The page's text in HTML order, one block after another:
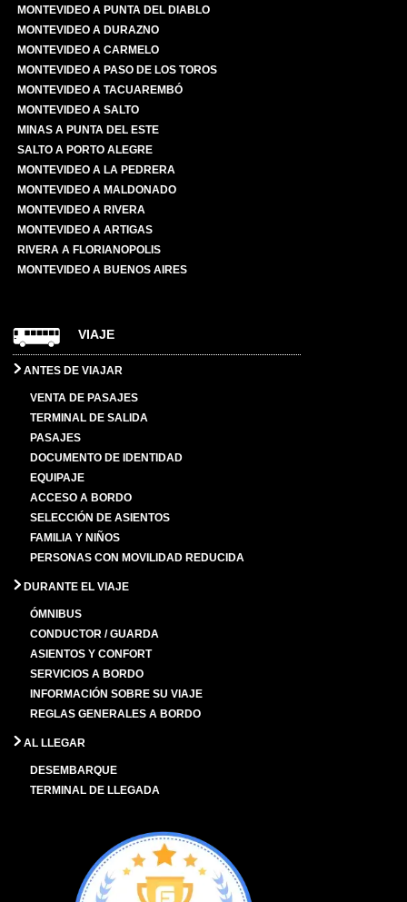
MONTEVIDEO A PUNTA DEL DIABLO
MONTEVIDEO A DURAZNO
MONTEVIDEO A CARMELO
MONTEVIDEO A PASO DE LOS TOROS
MONTEVIDEO A TACUAREMBÓ
MONTEVIDEO A SALTO
MINAS A PUNTA DEL ESTE
SALTO A PORTO ALEGRE
MONTEVIDEO A LA PEDRERA
MONTEVIDEO A MALDONADO
MONTEVIDEO A RIVERA
MONTEVIDEO A ARTIGAS
RIVERA A FLORIANOPOLIS
MONTEVIDEO A BUENOS AIRES
VIAJE
ANTES DE VIAJAR
VENTA DE PASAJES
TERMINAL DE SALIDA
PASAJES
DOCUMENTO DE IDENTIDAD
EQUIPAJE
ACCESO A BORDO
SELECCIÓN DE ASIENTOS
FAMILIA Y NIÑOS
PERSONAS CON MOVILIDAD REDUCIDA
DURANTE EL VIAJE
ÓMNIBUS
CONDUCTOR / GUARDA
ASIENTOS Y CONFORT
SERVICIOS A BORDO
INFORMACIÓN SOBRE SU VIAJE
REGLAS GENERALES A BORDO
AL LLEGAR
DESEMBARQUE
TERMINAL DE LLEGADA